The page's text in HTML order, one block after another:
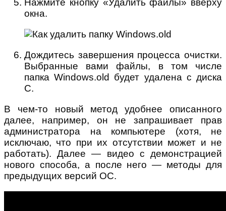
окна.
Дождитесь завершения процесса очистки.
Выбранные вами файлы, в том числе
папка Windows.old будет удалена с диска
C.
В чем-то новый метод удобнее описанного
далее, например, он не запрашивает прав
администратора на компьютере (хотя, не
исключаю, что при их отсутствии может и не
работать). Далее — видео с демонстрацией
нового способа, а после него — методы для
предыдущих версий ОС.